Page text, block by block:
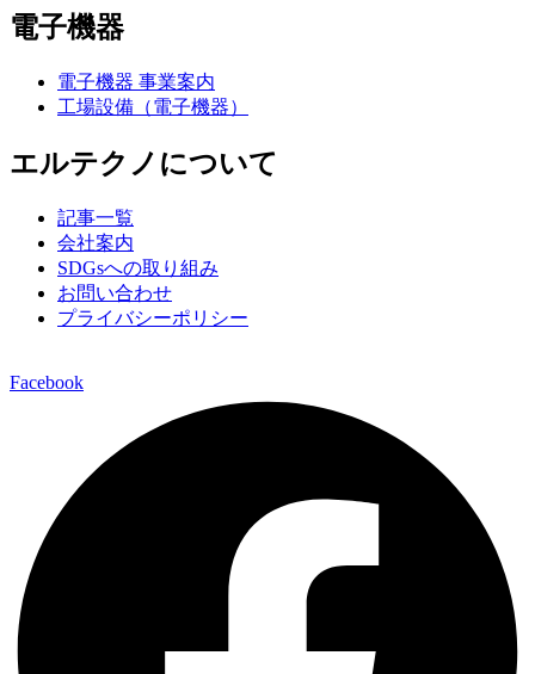
電子機器
電子機器 事業案内
工場設備（電子機器）
エルテクノについて
記事一覧
会社案内
SDGsへの取り組み
お問い合わせ
プライバシーポリシー
Facebook